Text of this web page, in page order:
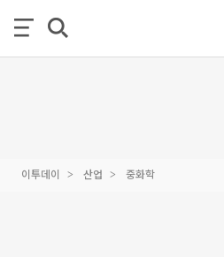
이투데이 산업 중화학